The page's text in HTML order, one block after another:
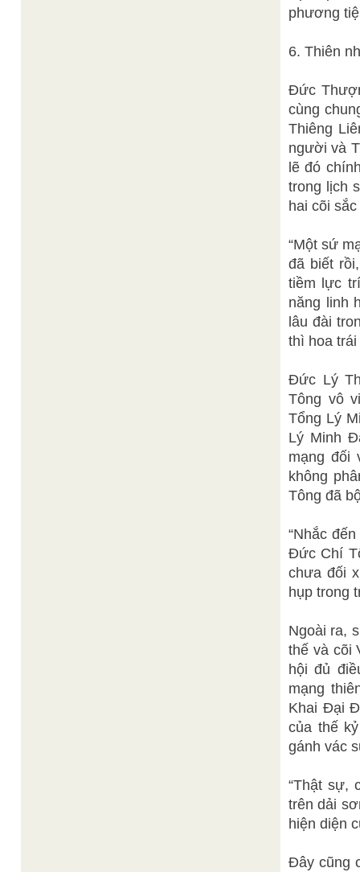
phương
6. Thiên
Đức
cùng
Thiêng
người và
lẽ đó
trong lịch
hai cõi
“Một sứ
đã biết
tiềm lực
năng linh
lâu đài
thì hoa trái
Đức Lý
Tông vô
Tổng Lý
Lý Minh
mạng đối
không
Tông đã
“Nhắc
Đức Chí
chưa đối
hụp trong
Ngoài ra,
thế và cõi
hội đủ
mạng
Khai Đại
của thế
gánh vác
“Thật sự,
trên dải
hiện diện
Đây cũng